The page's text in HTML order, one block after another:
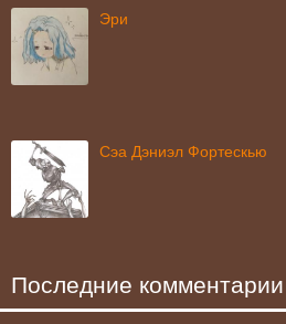
Эри
Сэа Дэниэл Фортескью
Последние комментарии